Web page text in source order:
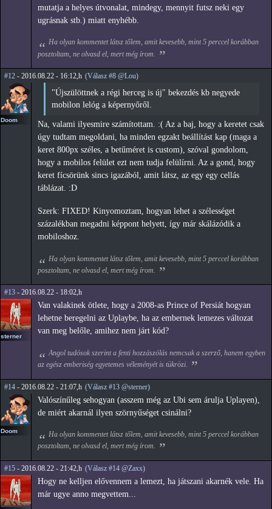
mutatja a helyes útvonalat, mindegy, mennyit futsz neki egy
ugrásnak stb.) miatt enyhébb.
Ha olyan kommentet látsz tőlem, amit kevesebb, mint 5 perccel korábban
posztoltam, ne olvasd el, mert még írom.
#12 - 2016.08.22 - 16:12,h (Válasz #8 @Lou)
Doom
"Újszülöttnek a régi herceg is új" bekezdés kb negyede
mobilon lelóg a képernyőről.
Na, valami ilyesmire számítottam. :( Az a baj, hogy a keretet csak
úgy tudtam megoldani, ha minden egzakt beállítást kap (maga a
keret 800px széles, a betűméret is custom), szóval gondolom,
hogy a mobilos felület ezt nem tudja felülírni. Az a gond, hogy
keret fícsörünk sincs igazából, amit látsz, az egy egy cellás
táblázat. :D
Szerk: FIXED! Kinyomoztam, hogyan lehet a szélességet
százalékban megadni képpont helyett, így már skálázódik a
mobiloshoz.
Ha olyan kommentet látsz tőlem, amit kevesebb, mint 5 perccel korábban
posztoltam, ne olvasd el, mert még írom.
#13 - 2016.08.22 - 18:02,h
sterner
Van valakinek ötlete, hogy a 2008-as Prince of Persiát hogyan
lehetne beregelni az Uplaybe, ha az embernek lemezes változat
van meg belőle, amihez nem járt kód?
Angol tudósok szerint a fenti hozzászólás nemcsak a szerző, hanem egyben
az egész emberiség egyetemes véleményét is tükrözi.
#14 - 2016.08.22 - 21:07,h (Válasz #13 @sterner)
Doom
Valószínűleg sehogyan (asszem még az Ubi sem árulja Uplayen),
de miért akarnál ilyen szörnyűséget csinálni?
Ha olyan kommentet látsz tőlem, amit kevesebb, mint 5 perccel korábban
posztoltam, ne olvasd el, mert még írom.
#15 - 2016.08.22 - 21:42,h (Válasz #14 @Zaxx)
Hogy ne kelljen elővennem a lemezt, ha játszani akarnék vele. Ha
már ugye anno megvettem...